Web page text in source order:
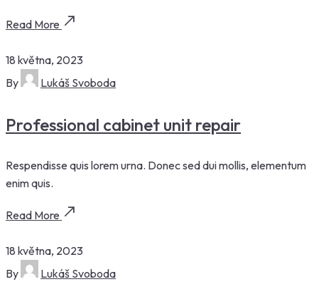
Read More
18 května, 2023
By
Lukáš Svoboda
Professional cabinet unit repair
Respendisse quis lorem urna. Donec sed dui mollis, elementum
enim quis.
Read More
18 května, 2023
By
Lukáš Svoboda